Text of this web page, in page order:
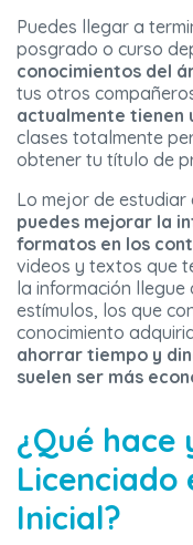
Puedes llegar a
posgrado o curso
conocimientos del
tus otros
actualmente tienen
clases totalmente
obtener tu título de
Lo mejor de
puedes mejorar la
formatos en los
videos y textos que
la información
estímulos, los que
conocimiento
ahorrar tiempo y
suelen ser más
¿Qué
Licenciado
Inicial?